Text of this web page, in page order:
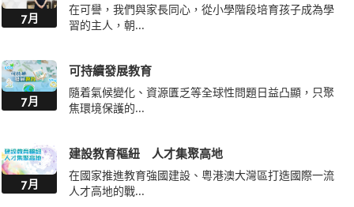
7月
在可譽，我們與家長同心，從小學階段培育孩子成為學
習的主人，朝...
7月
可持續發展教育
隨着氣候變化、資源匱乏等全球性問題日益凸顯，只聚
焦環境保護的...
7月
建設教育樞紐 人才集聚高地
在國家推進教育強國建設、粵港澳大灣區打造國際一流
人才高地的戰...